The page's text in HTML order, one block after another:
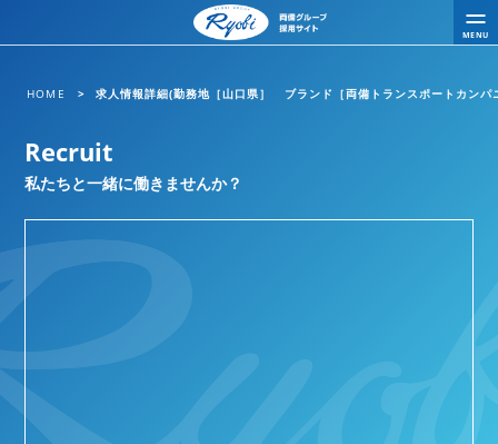
HOME 求人情報詳細(勤務地［山口県］ ブランド［両備トランスポートカンパ
Recruit
私たちと一緒に働きませんか？
MENU